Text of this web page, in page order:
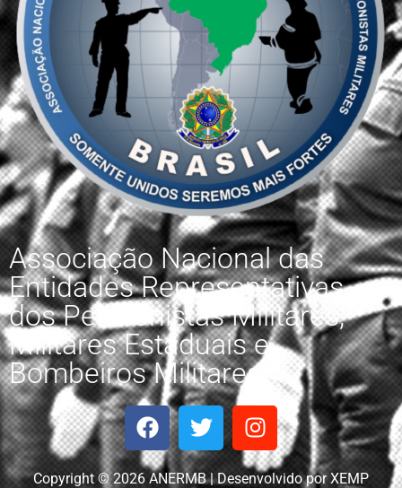
Associação Nacional das
Entidades Representativas
dos Pensionistas Militares,
Militares Estaduais e
Bombeiros Militares.
Copyright © 2026 ANERMB | Desenvolvido por XEMP